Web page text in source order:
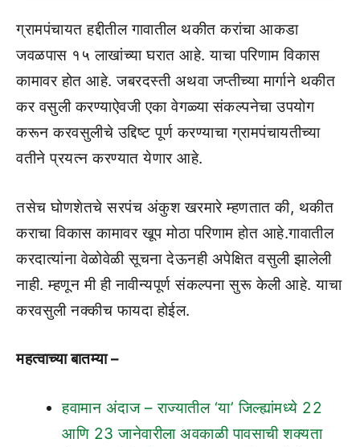
ग्रामपंचायत हद्दीतील गावातील थकीत करांचा आकडा
जवळपास १५ लाखांच्या घरात आहे. याचा परिणाम विकास
कामावर होत आहे. जबरदस्ती अथवा जप्तीच्या मार्गाने थकीत
कर वसुली करण्याऐवजी एका वेगळ्या संकल्पनेचा उपयोग
करून करवसुलीचे उद्दिष्ट पूर्ण करण्याचा ग्रामपंचायतीच्या
वतीने प्रयत्न करण्यात येणार आहे.
तसेच घोणशेतचे सरपंच अंकुश खरमारे म्हणतात की, थकीत
कराचा विकास कामावर खूप मोठा परिणाम होत आहे.गावातील
करदात्यांना वेळोवेळी सूचना देऊनही अपेक्षित वसुली झालेली
नाही. म्हणून मी ही नावीन्यपूर्ण संकल्पना सुरू केली आहे. याचा
करवसुली नक्कीच फायदा होईल.
महत्वाच्या बातम्या –
हवामान अंदाज – राज्यातील ‘या’ जिल्ह्यांमध्ये 22
आणि 23 जानेवारीला अवकाळी पावसाची शक्यता